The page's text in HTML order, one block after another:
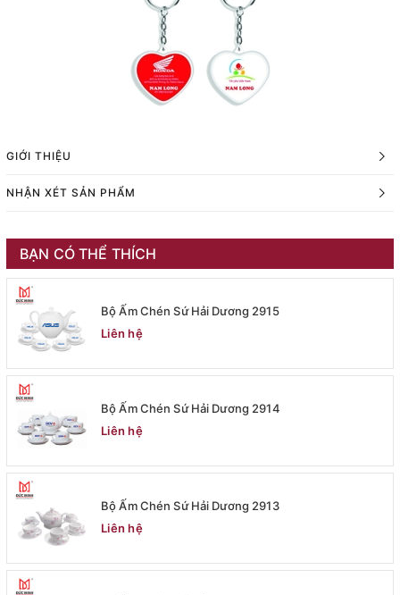
GIỚI THIỆU
NHẬN XÉT SẢN PHẨM
BẠN CÓ THỂ THÍCH
Bộ Ấm Chén Sứ Hải Dương 2915
Liên hệ
Bộ Ấm Chén Sứ Hải Dương 2914
Liên hệ
Bộ Ấm Chén Sứ Hải Dương 2913
Liên hệ